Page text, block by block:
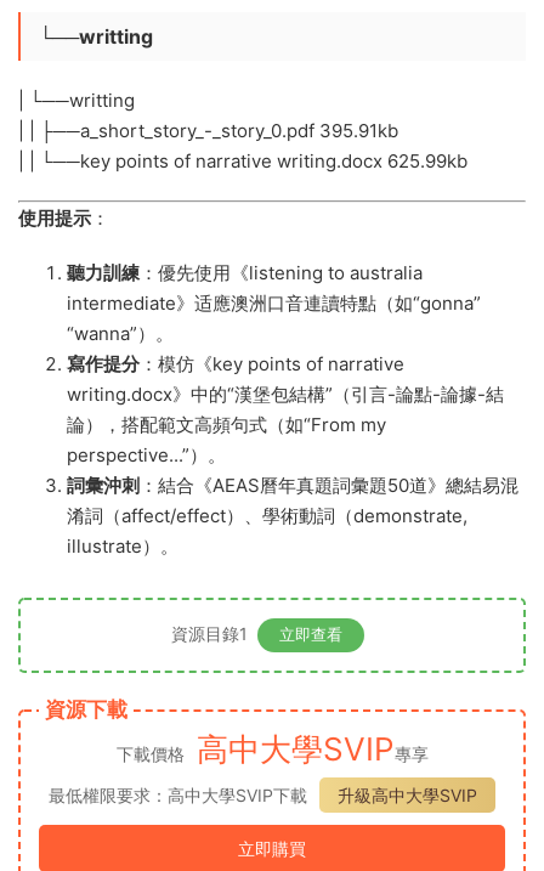
└──writting
| └──writting
| | ├──a_short_story_-_story_0.pdf 395.91kb
| | └──key points of narrative writing.docx 625.99kb
​使用提示​ ​：
​聽力訓練​​：優先使用《listening to australia
intermediate》适應澳洲口音連讀特點（如“gonna”
“wanna”）。
​寫作提分​​：模仿《key points of narrative
writing.docx》中的“漢堡包結構”（引言-論點-論據-結
論），搭配範文高頻句式（如“From my
perspective...”）。
​詞彙沖刺​ ​：結合《AEAS曆年真題詞彙題50道》總結易混
淆詞（affect/effect）、學術動詞（demonstrate,
illustrate）。
資源目錄1 立即查看
資源下載
下載價格 高中大學SVIP專享
最低權限要求：高中大學SVIP下載
升級高中大學SVIP
立即購買